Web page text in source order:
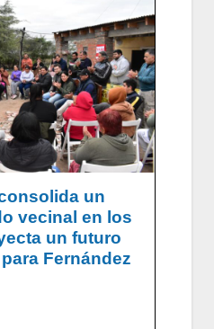
un
vecinal en los
un futuro
Fernández